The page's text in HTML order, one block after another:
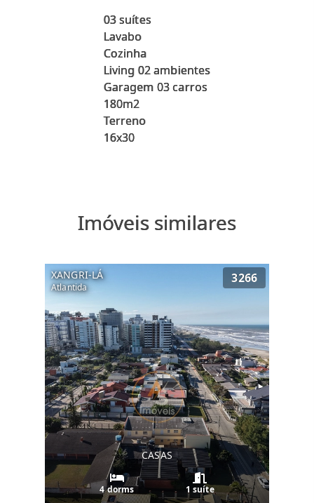
03 suítes
Lavabo
Cozinha
Living 02 ambientes
Garagem 03 carros
180m2
Terreno
Imóveis similares
XANGRI-LÁ
Atlantida
3266
CASAS
4 dorms 1 suíte